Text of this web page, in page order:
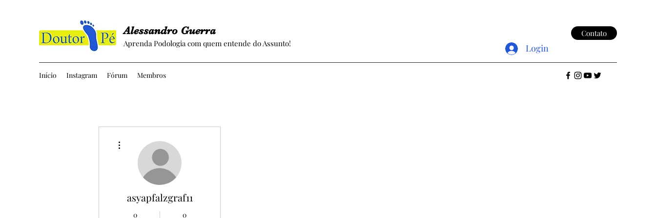
Início Instagram Fórum Membros
Alessandro Guerra
Aprenda Podologia com quem entende do Assunto!
Contato
Login
asyapfalzgraf11
0 0